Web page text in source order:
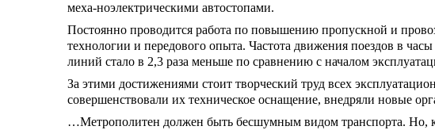
меха-ноэлектрическими автостопами.
Постоянно проводится работа по повышению пропускной и
технологии и передового опыта. Частота движения поездов в
линий стало в 2,3 раза меньше по сравнению с началом
За этими достижениями стоит творческий труд всех
совершенствовали их техническое оснащение, внедряли новые
…Метрополитен должен быть бесшумным видом транспорта. Но,